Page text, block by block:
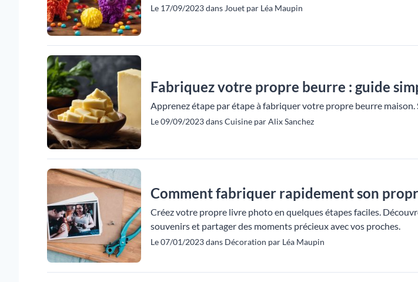
Le 17/09/2023 dans Jouet par Léa Maupin
Fabriquez votre propre beurre : guide
Apprenez étape par étape à fabriquer votre propre beurre
Le 09/09/2023 dans Cuisine par Alix Sanchez
Comment fabriquer rapidement son
Créez votre propre livre photo en quelques étapes faciles.
souvenirs et partager des moments précieux avec vos proches.
Le 07/01/2023 dans Décoration par Léa Maupin